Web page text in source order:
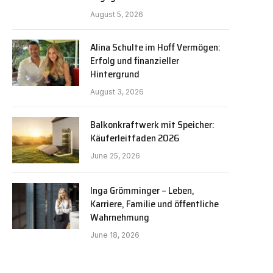
August 5, 2026
Alina Schulte im Hoff Vermögen:
Erfolg und finanzieller
Hintergrund
August 3, 2026
Balkonkraftwerk mit Speicher:
Käuferleitfaden 2026
June 25, 2026
Inga Grömminger – Leben,
Karriere, Familie und öffentliche
Wahrnehmung
June 18, 2026